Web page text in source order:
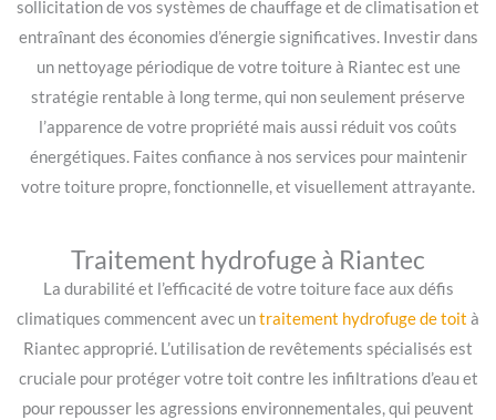
sollicitation de vos systèmes de chauffage et de climatisation et
entraînant des économies d’énergie significatives. Investir dans
un nettoyage périodique de votre toiture à Riantec est une
stratégie rentable à long terme, qui non seulement préserve
l’apparence de votre propriété mais aussi réduit vos coûts
énergétiques. Faites confiance à nos services pour maintenir
votre toiture propre, fonctionnelle, et visuellement attrayante.
Traitement hydrofuge à Riantec
La durabilité et l’efficacité de votre toiture face aux défis
climatiques commencent avec untraitement hydrofuge de toit à
Riantec approprié. L’utilisation de revêtements spécialisés est
cruciale pour protéger votre toit contre les infiltrations d’eau et
pour repousser les agressions environnementales, qui peuvent